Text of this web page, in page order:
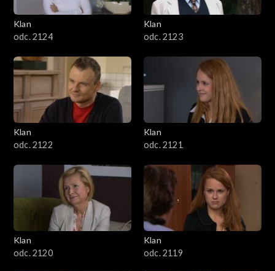
Klan
odc. 2124
Klan
odc. 2123
Klan
odc. 2122
Klan
odc. 2121
Klan
odc. 2120
Klan
odc. 2119